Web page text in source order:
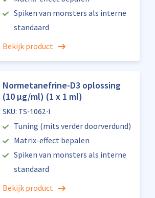
Spiken van monsters als interne
standaard
Bekijk product
Normetanefrine-D3 oplossing
(10 µg/ml) (1 x 1 ml)
SKU: TS-1062-I
Tuning (mits verder doorverdund)
Matrix-effect bepalen
Spiken van monsters als interne
standaard
Bekijk product